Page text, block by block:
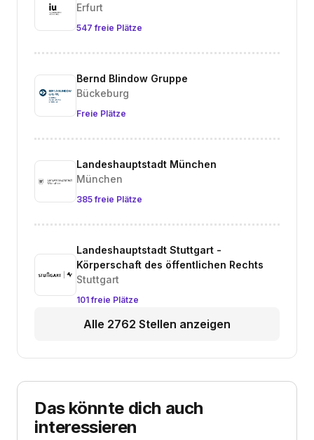
Erfurt
547 freie Plätze
Bernd Blindow Gruppe
Bückeburg
Freie Plätze
Landeshauptstadt München
München
385 freie Plätze
Landeshauptstadt Stuttgart -
Körperschaft des öffentlichen Rechts
Stuttgart
101 freie Plätze
Alle 2762 Stellen anzeigen
Das könnte dich auch
interessieren